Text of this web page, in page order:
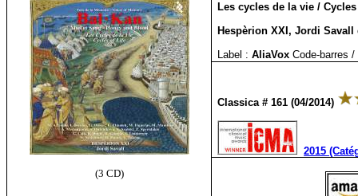
(3 CD)
Les cycles de la vie /
Hespèrion XXI, Jordi Savall
Label : AliaVoxCode-barres
Classica # 161 (04/2014)
2015